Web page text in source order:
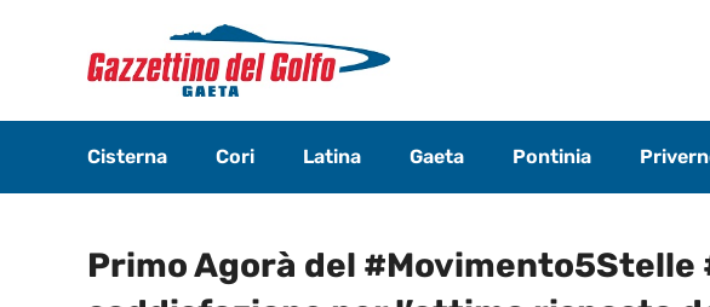
contenuto
Cisterna Cori Latina Gaeta Pontinia
Primo Agorà del #Movimento5Stelle